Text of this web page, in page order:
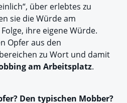
über erlebtes zu
sie die Würde am
ihre eigene Würde.
Opfer aus den
zu Wort und damit
am Arbeitsplatz.
Den typischen Mobber?